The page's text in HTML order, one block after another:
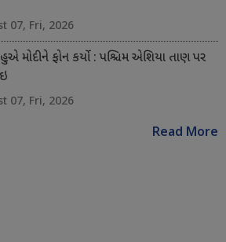
07, Fri, 2026
મોદીને ફોન કર્યો : પશ્ચિમ એશિયા તાણ પર
07, Fri, 2026
Read More